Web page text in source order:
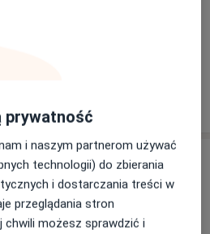
o doświadczeniu
prywatność
i naszym partnerom używać
technologii) do zbierania
i dostarczania treści w
przeglądania stron
chwili możesz sprawdzić i